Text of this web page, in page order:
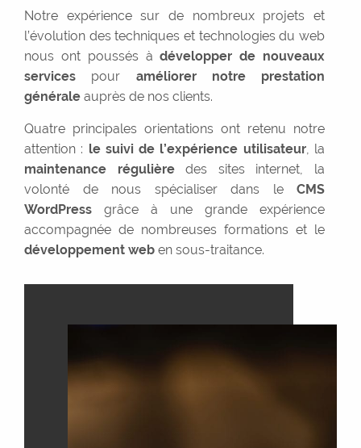
Réalisations
Contact
Notre expérience sur de nombreux projets et
l’évolution des techniques et technologies du web
nous ont poussés àdévelopper de nouveaux
services pour améliorer notre prestation
générale auprès de nos clients.
Quatre principales orientations ont retenu notre
attention : le suivi de l’expérience utilisateur, la
maintenance régulièredes sites internet, la
volonté de nous spécialiser dans leCMS
WordPress grâce à une grande expérience
accompagnée de nombreuses formations et le
développement web en sous-traitance.